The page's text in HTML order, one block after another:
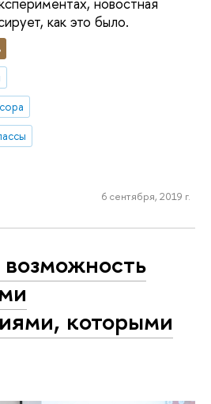
как это было.
6 сентября, 2019 г.
которыми